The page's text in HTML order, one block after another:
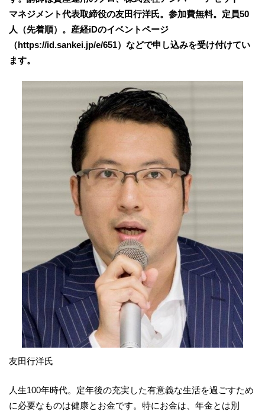
マネジメント代表取締役の友田行洋氏。参加費無料。定員50
人（先着順）。産経iDのイベントページ
（https://id.sankei.jp/e/651）などで申し込みを受け付けてい
ます。
友田行洋氏
人生100年時代。定年後の充実した有意義な生活を過ごすため
に必要なものは健康とお金です。特にお金は、年金とは別